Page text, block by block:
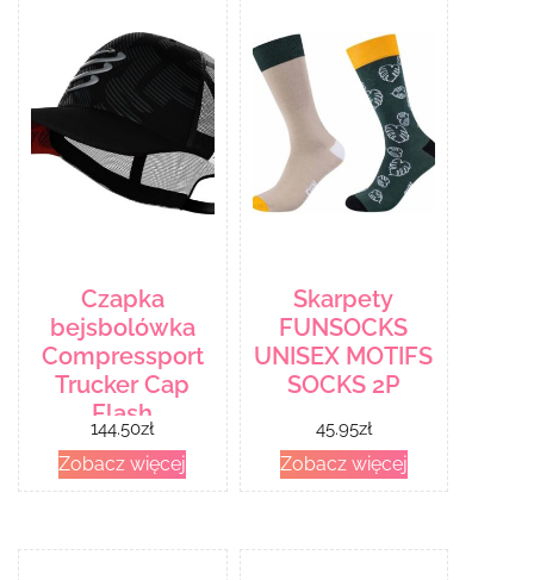
Czapka
bejsbolówka
Compressport
Trucker Cap
Flash
144.50zł
Zobacz więcej
Skarpety
FUNSOCKS
UNISEX MOTIFS
SOCKS 2P
45.95zł
Zobacz więcej